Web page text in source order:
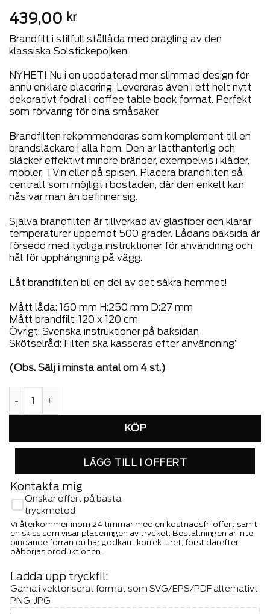
439,00 kr
Brandfilt i stilfull stållåda med prägling av den
klassiska Solstickepojken.
NYHET! Nu i en uppdaterad mer slimmad design för
ännu enklare placering. Levereras även i ett helt nytt
dekorativt fodral i coffee table book format. Perfekt
som förvaring för dina småsaker.
Brandfilten rekommenderas som komplement till en
brandsläckare i alla hem. Den är lätthanterlig och
släcker effektivt mindre bränder, exempelvis i kläder,
möbler, TV:n eller på spisen. Placera brandfilten så
centralt som möjligt i bostaden, där den enkelt kan
nås var man än befinner sig.
Själva brandfilten är tillverkad av glasfiber och klarar
temperaturer uppemot 500 grader. Lådans baksida är
försedd med tydliga instruktioner för användning och
hål för upphängning på vägg.
Låt brandfilten bli en del av det säkra hemmet!
Mått låda: 160 mm H:250 mm D:27 mm
Mått brandfilt: 120 x 120 cm
Övrigt: Svenska instruktioner på baksidan
Skötselråd: Filten ska kasseras efter användning”
(Obs. Sälj i minsta antal om 4 st.)
Kontakta mig
Önskar offert på bästa
tryckmetod
Vi återkommer inom 24 timmar med en kostnadsfri offert samt
en skiss som visar placeringen av trycket. Beställningen är inte
bindande förrän du har godkänt korrekturet, först därefter
påbörjas produktionen.
Ladda upp tryckfil:
Gärna i vektoriserat format som SVG/EPS/PDF alternativt
PNG, JPG
LÄGG TILL I OFFERT